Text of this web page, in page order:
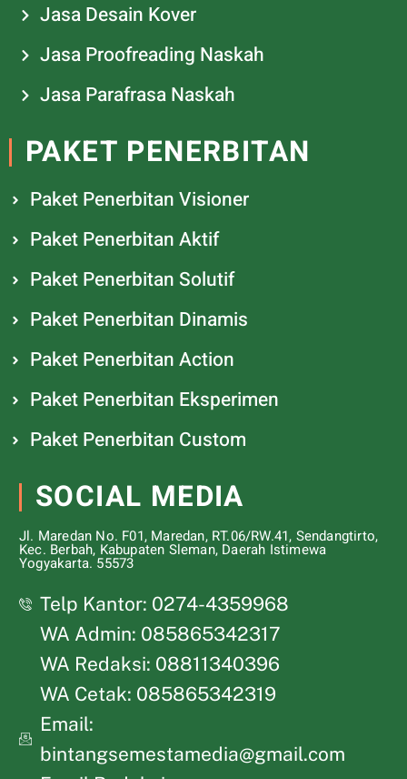
Jasa Desain Kover
Jasa Proofreading Naskah
Jasa Parafrasa Naskah
PAKET PENERBITAN
Paket Penerbitan Visioner
Paket Penerbitan Aktif
Paket Penerbitan Solutif
Paket Penerbitan Dinamis
Paket Penerbitan Action
Paket Penerbitan Eksperimen
Paket Penerbitan Custom
SOCIAL MEDIA
Jl. Maredan No. F01, Maredan, RT.06/RW.41, Sendangtirto,
Kec. Berbah, Kabupaten Sleman, Daerah Istimewa
Yogyakarta. 55573
Telp Kantor: 0274-4359968
WA Admin: 085865342317
WA Redaksi: 08811340396
WA Cetak: 085865342319
Email:
bintangsemestamedia@gmail.com